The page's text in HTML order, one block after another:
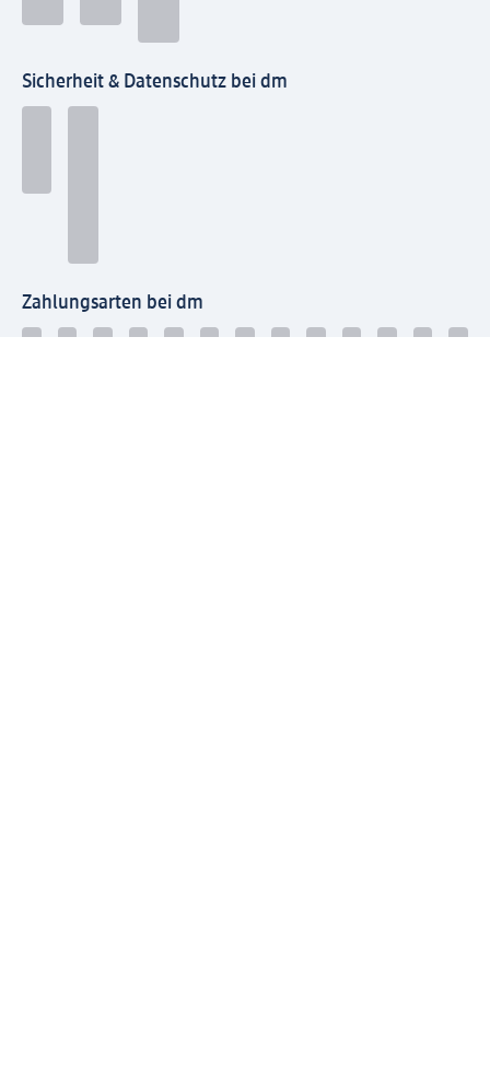
Sicherheit & Datenschutz bei dm
Zahlungsarten bei dm